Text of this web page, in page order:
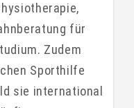
für
Zudem
Sporthilfe
sie international